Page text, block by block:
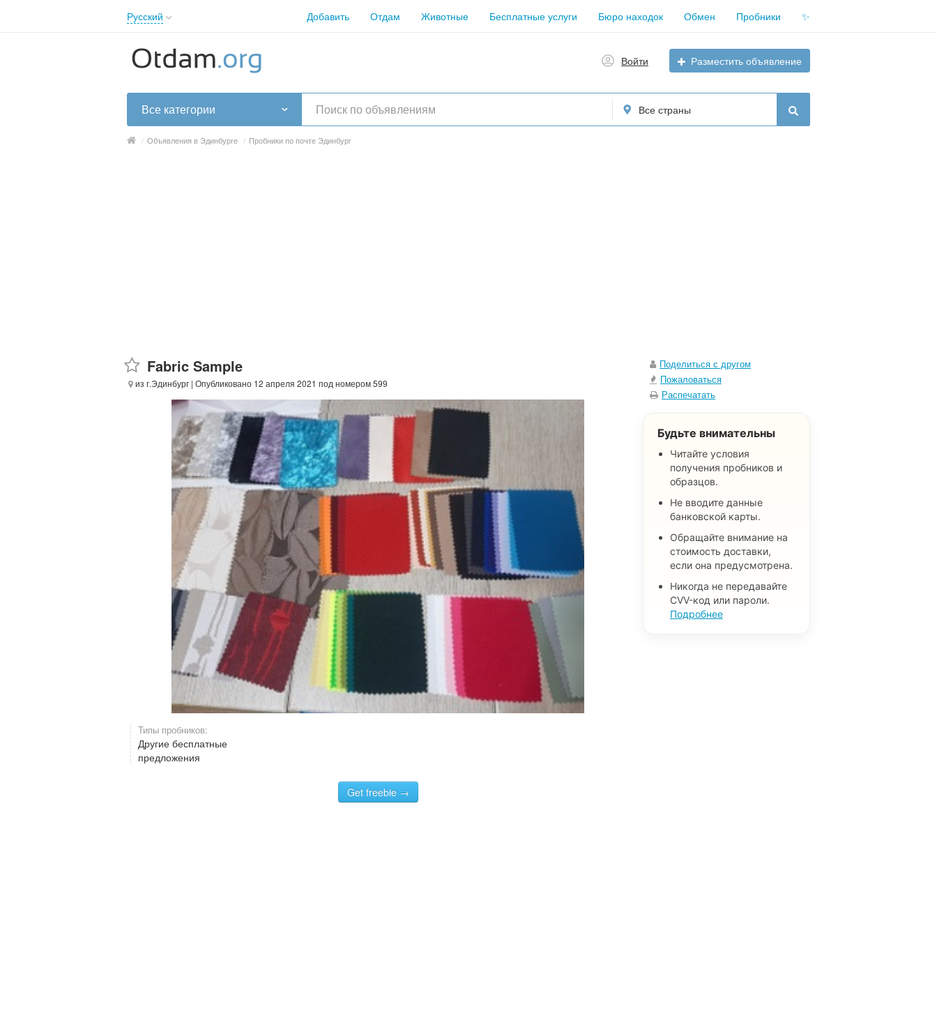
Русский
English
Русский
Українська
Добавить Отдам Животные Бесплатные услуги Бюро находок Обмен Пробники ✨
Войти Разместить объявление
Все категории Все страны
/ Объявления в Эдинбурге / Пробники по почте Эдинбург
Fabric Sample
из г.Эдинбург | Опубликовано 12 апреля 2021 под номером 599
Типы пробников:
Другие бесплатные
предложения
Get freebie →
Поделиться с другом
Пожаловаться
Распечатать
Будьте внимательны
Читайте условия
получения пробников и
образцов.
Не вводите данные
банковской карты.
Обращайте внимание на
стоимость доставки,
если она предусмотрена.
Никогда не передавайте
CVV-код или пароли.
Подробнее